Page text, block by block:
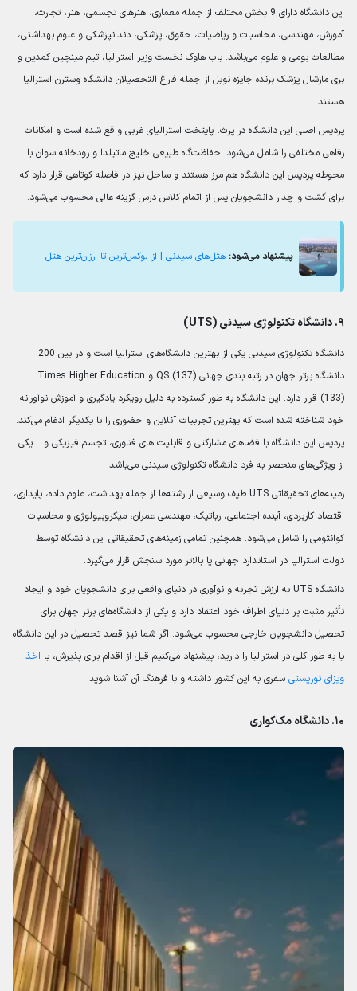
این دانشگاه دارای 9 بخش مختلف از جمله معماری، هنرهای تجسمی، هنر، تجارت،
آموزش، مهندسی، محاسبات و ریاضیات، حقوق، پزشکی، دندانپزشکی و علوم بهداشتی،
مطالعات بومی و علوم می‌باشد. باب هاوک نخست وزیر استرالیا، تیم مینچین کمدین و
بری مارشال پزشک برنده جایزه نوبل از جمله فارغ التحصیلان دانشگاه وسترن استرالیا
هستند.
پردیس اصلی این دانشگاه در پرث، پایتخت استرالیای غربی واقع شده است و امکانات
رفاهی مختلفی را شامل می‌شود. حفاظت‌گاه طبیعی خلیج ماتیلدا و رودخانه سوان با
محوطه پردیس این دانشگاه هم مرز هستند و ساحل نیز در فاصله کوتاهی قرار دارد که
برای گشت و چذار دانشجویان پس از اتمام کلاس درس گزینه عالی محسوب می‌شود.
پیشنهاد می‌شود: هتل‌های سیدنی | از لوکس‌ترین تا ارزان‌ترین هتل
۹. دانشگاه تکنولوژی سیدنی (UTS)
دانشگاه تکنولوژی سیدنی یکی از بهترین دانشگاه‌های استرالیا است و در بین 200
دانشگاه برتر جهان در رتبه بندی جهانی QS (137) و Times Higher Education
(133) قرار دارد. این دانشگاه به طور گسترده به دلیل رویکرد یادگیری و آموزش نوآورانه
خود شناخته شده است که بهترین تجربیات آنلاین و حضوری را با یکدیگر ادغام می‌کند.
پردیس این دانشگاه با فضاهای مشارکتی و قابلیت های فناوری، تجسم فیزیکی و .. یکی
از ویژگی‌های منحصر به فرد دانشگاه تکنولوژی سیدنی می‌باشد.
زمینه‌های تحقیقاتی UTS طیف وسیعی از رشته‌ها از جمله بهداشت، علوم داده، پایداری،
اقتصاد کاربردی، آینده اجتماعی، رباتیک، مهندسی عمران، میکروبیولوژی و محاسبات
کوانتومی را شامل می‌شود. همچنین تمامی زمینه‌های تحقیقاتی این دانشگاه توسط
دولت استرالیا در استاندارد جهانی یا بالاتر مورد سنجش قرار می‌گیرد.
دانشگاه UTS به ارزش تجربه و نوآوری در دنیای واقعی برای دانشجویان خود و ایجاد
تأثیر مثبت بر دنیای اطراف خود اعتقاد دارد و یکی از دانشگاه‌های برتر جهان برای
تحصیل دانشجویان خارجی محسوب می‌شود. اگر شما نیز قصد تحصیل در این دانشگاه
یا به طور کلی در استرالیا را دارید، پیشنهاد می‌کنیم قبل از اقدام برای پذیرش، با اخذ
ویزای توریستی سفری به این کشور داشته و با فرهنگ آن آشنا شوید.
۱۰. دانشگاه مک‌کواری